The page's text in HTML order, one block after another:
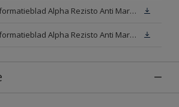
Veiligheidsinformatieblad Alpha Rezisto Anti Marks Mat White W05 (MSDS)
Veiligheidsinformatieblad Alpha Rezisto Anti Marks Mat N00 (MSDS)